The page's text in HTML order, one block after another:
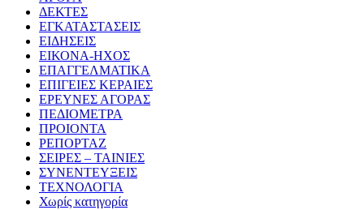
ΔΕΚΤΕΣ
ΕΓΚΑΤΑΣΤΑΣΕΙΣ
ΕΙΔΗΣΕΙΣ
ΕΙΚΟΝΑ-ΗΧΟΣ
ΕΠΑΓΓΕΛΜΑΤΙΚΑ
ΕΠΙΓΕΙΕΣ ΚΕΡΑΙΕΣ
ΕΡΕΥΝΕΣ ΑΓΟΡΑΣ
ΠΕΔΙΟΜΕΤΡΑ
ΠΡΟΙΟΝΤΑ
ΡΕΠΟΡΤΑΖ
ΣΕΙΡΕΣ – ΤΑΙΝΙΕΣ
ΣΥΝΕΝΤΕΥΞΕΙΣ
ΤΕΧΝΟΛΟΓΙΑ
Χωρίς κατηγορία